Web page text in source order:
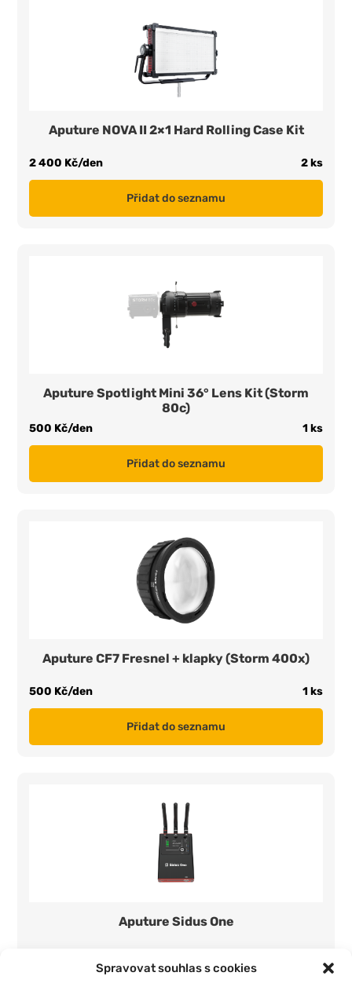
Spravovat souhlas s cookies
Aputure NOVA II 2×1 Hard Rolling Case Kit
2 400 Kč/den 2 ks
Přidat do seznamu
Aputure Spotlight Mini 36° Lens Kit (Storm
80c)
500 Kč/den 1 ks
Přidat do seznamu
Aputure CF7 Fresnel + klapky (Storm 400x)
500 Kč/den 1 ks
Přidat do seznamu
Aputure Sidus One